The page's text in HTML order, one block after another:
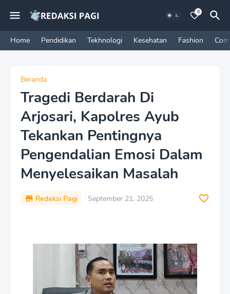
0
Home Pendidikan Tekhnologi Kesehatan Fashion
Beranda
Tragedi Berdarah Di
Arjosari, Kapolres Ayub
Tekankan Pentingnya
Pengendalian Emosi Dalam
Menyelesaikan Masalah
Redaksi Pagi September 21, 2025